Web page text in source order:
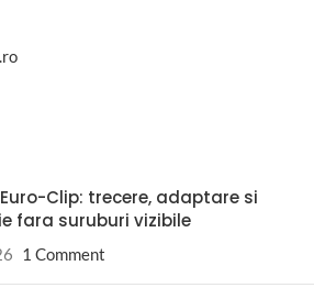
Clip: trecere, adaptare si
fara suruburi vizibile
1 Comment